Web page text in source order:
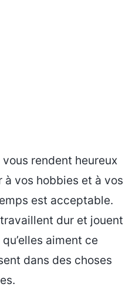
rendent heureux
à vos hobbies et à vos
est acceptable.
dur et jouent
aiment ce
dans des choses